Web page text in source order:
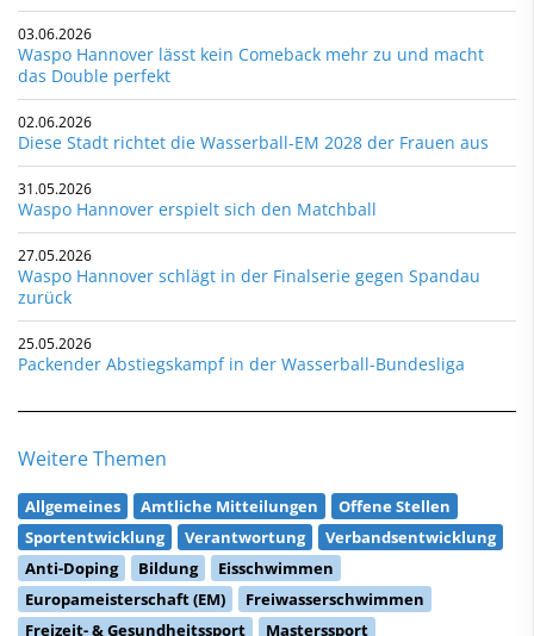
03.06.2026
Waspo Hannover lässt kein Comeback mehr zu und macht
das Double perfekt
02.06.2026
Diese Stadt richtet die Wasserball-EM 2028 der Frauen aus
31.05.2026
Waspo Hannover erspielt sich den Matchball
27.05.2026
Waspo Hannover schlägt in der Finalserie gegen Spandau
zurück
25.05.2026
Packender Abstiegskampf in der Wasserball-Bundesliga
Weitere Themen
Allgemeines Amtliche Mitteilungen
Offene Stellen
Sportentwicklung
Verantwortung
Verbandsentwicklung
Anti-Doping
Bildung
Eisschwimmen
Europameisterschaft (EM)
Freiwasserschwimmen
Freizeit- & Gesundheitssport
Masterssport